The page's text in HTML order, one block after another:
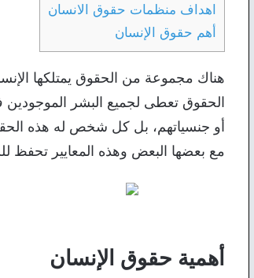
اهداف منظمات حقوق الانسان
أهم حقوق الإنسان
هناك مجموعة من الحقوق يمتلكها
الحقوق تعطى لجميع البشر الموجودين
أو جنسياتهم، بل كل شخص له هذه
مع بعضها البعض وهذه المعايير
أهمية حقوق الإنسان